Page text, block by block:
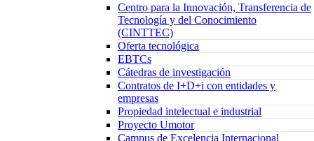
Centro para la Innovación, Transferencia de
Tecnología y del Conocimiento
(CINTTEC)
Oferta tecnológica
EBTCs
Cátedras de investigación
Contratos de I+D+i con entidades y
empresas
Propiedad intelectual e industrial
Proyecto Umotor
Campus de Excelencia Internacional